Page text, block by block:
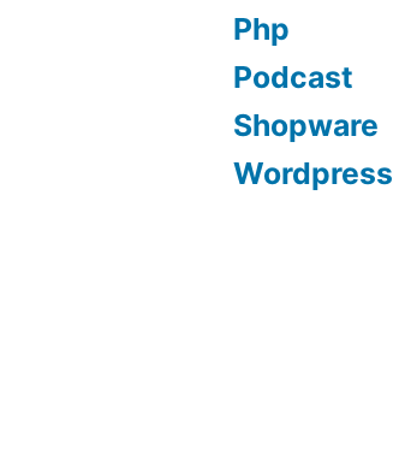
Php
Podcast
Shopware
Wordpress